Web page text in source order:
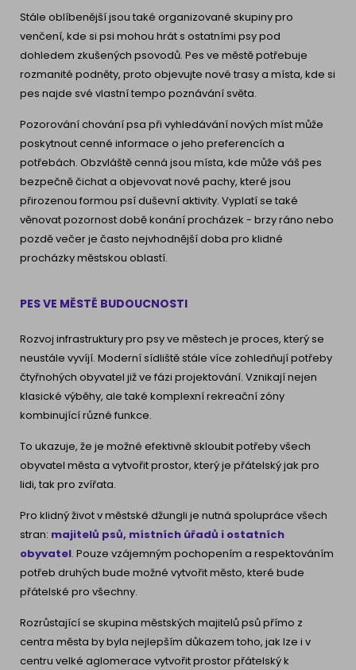
Stále oblíbenější jsou také organizované skupiny pro
venčení, kde si psi mohou hrát s ostatními psy pod
dohledem zkušených psovodů. Pes ve městě potřebuje
rozmanité podněty, proto objevujte nové trasy a místa, kde si
pes najde své vlastní tempo poznávání světa.
Pozorování chování psa při vyhledávání nových míst může
poskytnout cenné informace o jeho preferencích a
potřebách. Obzvláště cenná jsou místa, kde může váš pes
bezpečně čichat a objevovat nové pachy, které jsou
přirozenou formou psí duševní aktivity. Vyplatí se také
věnovat pozornost době konání procházek - brzy ráno nebo
pozdě večer je často nejvhodnější doba pro klidné
procházky městskou oblastí.
PES VE MĚSTĚ BUDOUCNOSTI
Rozvoj infrastruktury pro psy ve městech je proces, který se
neustále vyvíjí. Moderní sídliště stále více zohledňují potřeby
čtyřnohých obyvatel již ve fázi projektování. Vznikají nejen
klasické výběhy, ale také komplexní rekreační zóny
kombinující různé funkce.
To ukazuje, že je možné efektivně skloubit potřeby všech
obyvatel města a vytvořit prostor, který je přátelský jak pro
lidi, tak pro zvířata.
Pro klidný život v městské džungli je nutná spolupráce všech
stran: majitelů psů, místních úřadů i ostatních
obyvatel. Pouze vzájemným pochopením a respektováním
potřeb druhých bude možné vytvořit město, které bude
přátelské pro všechny.
Rozrůstající se skupina městských majitelů psů přímo z
centra města by byla nejlepším důkazem toho, jak lze i v
centru velké aglomerace vytvořit prostor přátelský k